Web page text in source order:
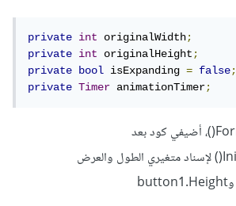
private int originalWidth;
private
int originalHeight;
private
bool isExpanding = false;
private
Timer animationTimer;
ثم في دالة في دالة Form1()، أضيفي كود بعد
InitializeComponent() لإسناد متغيري الطول والعرض